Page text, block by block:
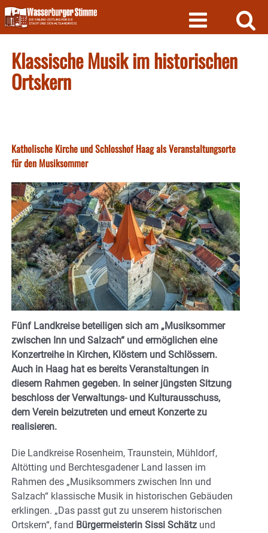
Skip
to
content
Klassische Musik im historischen
Ortskern
Katholische Kirche und Schlosshof Haag als Veranstaltungsorte
für den Musiksommer
Fünf Landkreise beteiligen sich am „Musiksommer
zwischen Inn und Salzach“ und ermöglichen eine
Konzertreihe in Kirchen, Klöstern und Schlössern.
Auch in Haag hat es bereits Veranstaltungen in
diesem Rahmen gegeben. In seiner jüngsten Sitzung
beschloss der Verwaltungs- und Kulturausschuss,
dem Verein beizutreten und erneut Konzerte zu
realisieren.
Die Landkreise Rosenheim, Traunstein, Mühldorf,
Altötting und Berchtesgadener Land lassen im
Rahmen des „Musiksommers zwischen Inn und
Salzach“ klassische Musik in historischen Gebäuden
erklingen. „Das passt gut zu unserem historischen
Ortskern“, fand Bürgermeisterin Sissi Schätz und